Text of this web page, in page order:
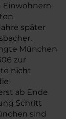
Einwohnern.
später
München
zur
nicht
ab Ende
Schritt
sind